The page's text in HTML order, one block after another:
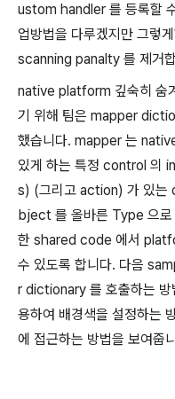
ustom handler 를 등록할
업방법을 다루겠지만 그렇
scanning panalty 를 제거
native platform 깊숙히 숨
기 위해 팀은 mapper
했습니다. mapper 는
있게 하는 특정 control 의
s) (그리고 action) 가 있
bject 를 올바른 Type 으로
한 shared code 에서
수 있도록 합니다. 다음
r dictionary 를 호출하는
용하여 배경색을 설정하는
에 접근하는 방법을 보여줍